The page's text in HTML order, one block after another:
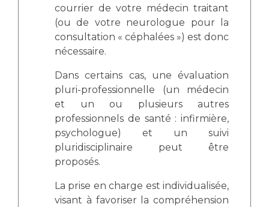
Vos représentants
La Commission Des Usagers (CDU)
Le projet des usagers
Qualité
Nos indicateurs qualité et de sécurité des soins
Protection des données
Fournisseurs
Liste des marchés conclus
Documents utiles
courrier de votre médecin traitant
(ou de votre neurologue pour la
consultation « céphalées ») est donc
nécessaire.
Dans certains cas, une évaluation
pluri-professionnelle (un médecin
et un ou plusieurs autres
professionnels de santé : infirmière,
psychologue) et un suivi
pluridisciplinaire peut être
proposés.
La prise en charge est individualisée,
visant à favoriser la compréhension